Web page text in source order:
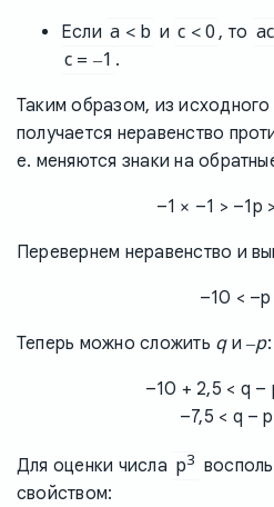
Если a < b и c < 0 , то
c = –1 .
Таким образом, из исходного
получается неравенство
е. меняются знаки на
–1 × –1 > –1p
Перевернем неравенство и
–10 < –p
Теперь можно сложить qи–p:
–10 + 2,5 < q –
–7,5 < q –
Для оценки числа p3
свойством: